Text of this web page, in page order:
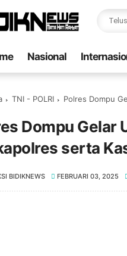
Nasional
TNI - POLRI Polres Dompu
Dompu Gelar
serta
BIDIKNEWS FEBRUARI 03, 2025